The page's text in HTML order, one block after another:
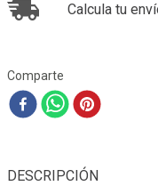
Calcula tu
Comparte
DESCRIPCIÓN